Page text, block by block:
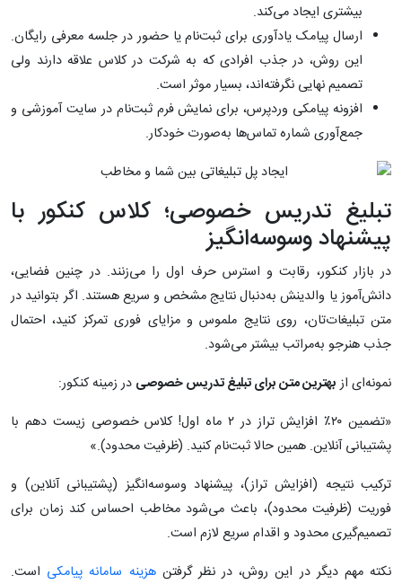
بیشتری ایجاد می‌کند.
ارسال پیامک یادآوری برای ثبت‌نام یا حضور در جلسه معرفی رایگان.
این روش، در جذب افرادی که به شرکت در کلاس علاقه دارند ولی
تصمیم نهایی نگرفته‌اند، بسیار موثر است.
افزونه پیامکی وردپرس، برای نمایش فرم ثبت‌نام در سایت آموزشی و
جمع‌آوری شماره تماس‌ها به‌صورت خودکار.
تبلیغ تدریس خصوصی؛ کلاس کنکور با
پیشنهاد وسوسه‌انگیز
در بازار کنکور، رقابت و استرس حرف اول را می‌زنند. در چنین فضایی،
دانش‌آموز یا والدینش به‌دنبال نتایج مشخص و سریع هستند. اگر بتوانید در
متن تبلیغات‌تان، روی نتایج ملموس و مزایای فوری تمرکز کنید، احتمال
جذب هنرجو به‌مراتب بیشتر می‌شود.
نمونه‌ای از بهترین متن برای تبلیغ تدریس خصوصی در زمینه کنکور:
«تضمین ۲۰٪ افزایش تراز در ۲ ماه اول! کلاس خصوصی زیست دهم با
پشتیبانی آنلاین. همین حالا ثبت‌نام کنید. (ظرفیت محدود).»
ترکیب نتیجه (افزایش تراز)، پیشنهاد وسوسه‌انگیز (پشتیبانی آنلاین) و
فوریت (ظرفیت محدود)، باعث می‌شود مخاطب احساس کند زمان برای
تصمیم‌گیری محدود و اقدام سریع لازم است.
نکته مهم دیگر در این روش، در نظر گرفتنهزینه سامانه پیامکی است.